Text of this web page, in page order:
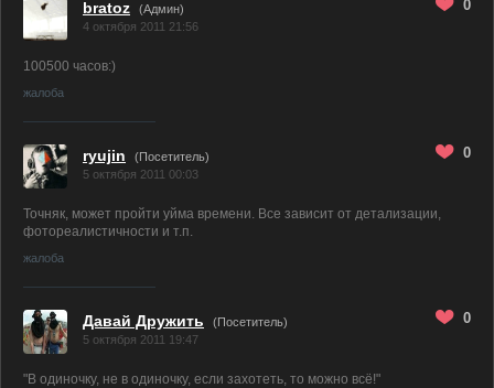
bratoz (Админ)
4 октября 2011 21:56
0
100500 часов:)
жалоба
ryujin
(Посетитель)
5 октября 2011 00:03
0
Точняк, может пройти уйма времени. Все зависит от детализации,
фотореалистичности и т.п.
жалоба
Давай Дружить
(Посетитель)
5 октября 2011 19:47
0
"В одиночку, не в одиночку, если захотеть, то можно всё!"